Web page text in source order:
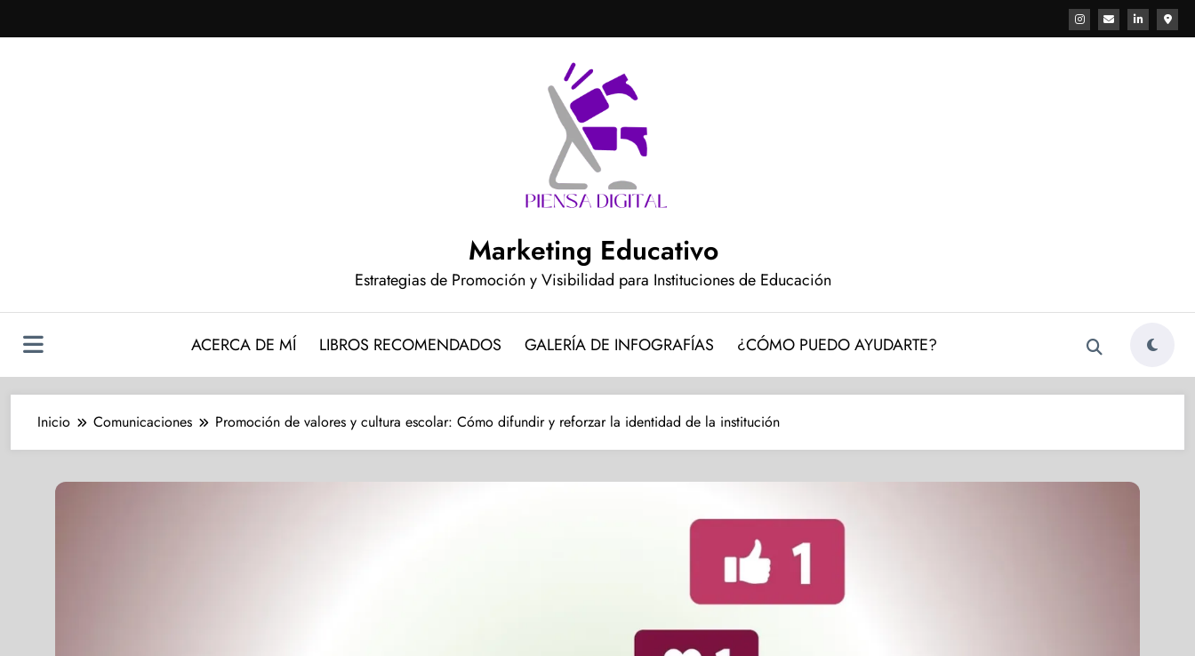
al
Marketing Educativo
Estrategias de Promoción y Visibilidad para Instituciones de Educación
ACERCA DE MÍ LIBROS RECOMENDADOS GALERÍA DE INFOGRAFÍAS ¿CÓMO PUEDO AYUDARTE?
Inicio Comunicaciones Promoción de valores y cultura escolar: Cómo difundir y reforzar la identidad de la institución